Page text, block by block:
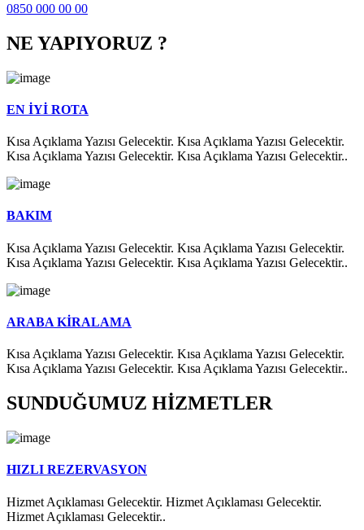
0850 000 00 00
NE YAPIYORUZ ?
EN İYİ ROTA
Kısa Açıklama Yazısı Gelecektir. Kısa Açıklama Yazısı Gelecektir.
Kısa Açıklama Yazısı Gelecektir. Kısa Açıklama Yazısı Gelecektir..
BAKIM
Kısa Açıklama Yazısı Gelecektir. Kısa Açıklama Yazısı Gelecektir.
Kısa Açıklama Yazısı Gelecektir. Kısa Açıklama Yazısı Gelecektir..
ARABA KİRALAMA
Kısa Açıklama Yazısı Gelecektir. Kısa Açıklama Yazısı Gelecektir.
Kısa Açıklama Yazısı Gelecektir. Kısa Açıklama Yazısı Gelecektir..
SUNDUĞUMUZ HİZMETLER
HIZLI REZERVASYON
Hizmet Açıklaması Gelecektir. Hizmet Açıklaması Gelecektir.
Hizmet Açıklaması Gelecektir..